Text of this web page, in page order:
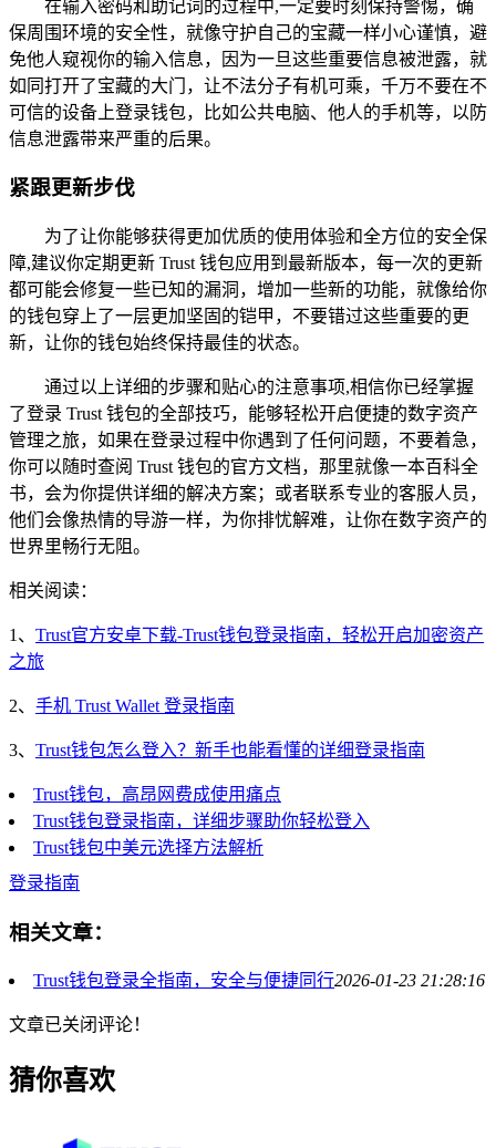
在输入密码和助记词的过程中,一定要时刻保持警惕，确
保周围环境的安全性，就像守护自己的宝藏一样小心谨慎，避
免他人窥视你的输入信息，因为一旦这些重要信息被泄露，就
如同打开了宝藏的大门，让不法分子有机可乘，千万不要在不
可信的设备上登录钱包，比如公共电脑、他人的手机等，以防
信息泄露带来严重的后果。
紧跟更新步伐
为了让你能够获得更加优质的使用体验和全方位的安全保
障,建议你定期更新 Trust 钱包应用到最新版本，每一次的更新
都可能会修复一些已知的漏洞，增加一些新的功能，就像给你
的钱包穿上了一层更加坚固的铠甲，不要错过这些重要的更
新，让你的钱包始终保持最佳的状态。
通过以上详细的步骤和贴心的注意事项,相信你已经掌握
了登录 Trust 钱包的全部技巧，能够轻松开启便捷的数字资产
管理之旅，如果在登录过程中你遇到了任何问题，不要着急，
你可以随时查阅 Trust 钱包的官方文档，那里就像一本百科全
书，会为你提供详细的解决方案；或者联系专业的客服人员，
他们会像热情的导游一样，为你排忧解难，让你在数字资产的
世界里畅行无阻。
相关阅读：
1、 Trust官方安卓下载-Trust钱包登录指南，轻松开启加密资产
之旅
2、 手机 Trust Wallet 登录指南
3、 Trust钱包怎么登入？新手也能看懂的详细登录指南
Trust钱包，高昂网费成使用痛点
Trust钱包登录指南，详细步骤助你轻松登入
Trust钱包中美元选择方法解析
登录指南
相关文章：
Trust钱包登录全指南，安全与便捷同行2026-01-23 21:28:16
文章已关闭评论！
猜你喜欢